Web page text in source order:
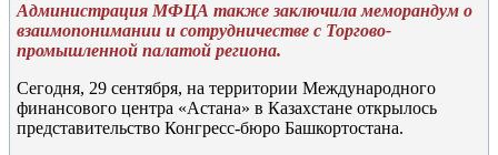
Администрация МФЦА также заключила меморандум о
взаимопонимании и сотрудничестве с Торгово-
промышленной палатой региона.
Сегодня, 29 сентября, на территории Международного
финансового центра «Астана» в Казахстане открылось
представительство Конгресс-бюро Башкортостана.